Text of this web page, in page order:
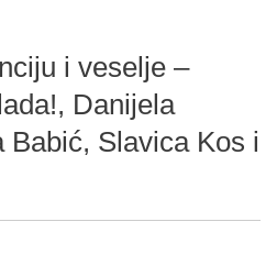
i veselje –
Danijela
Babić, Slavica Kos i